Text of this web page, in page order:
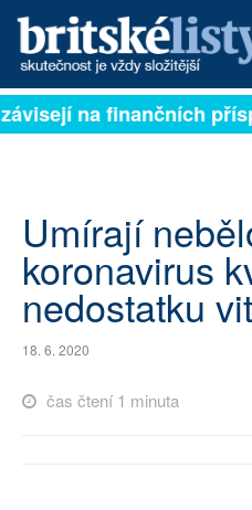
PŘIHLÁSIT
ARCHIV
ROZHOVORY
TÉMATA
na finančních
Umírají
koronavirus
nedostatku
18. 6. 2020
čas čtení 1 minuta